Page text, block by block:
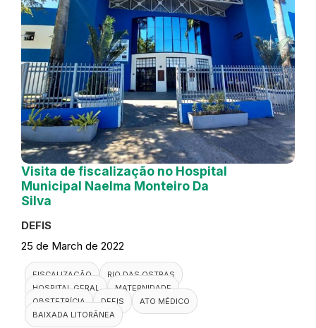
Visita de fiscalização no Hospital
Municipal Naelma Monteiro Da
Silva
DEFIS
25 de March de 2022
FISCALIZAÇÃO
RIO DAS OSTRAS
HOSPITAL GERAL
MATERNIDADE
OBSTETRÍCIA
DEFIS
ATO MÉDICO
BAIXADA LITORÂNEA